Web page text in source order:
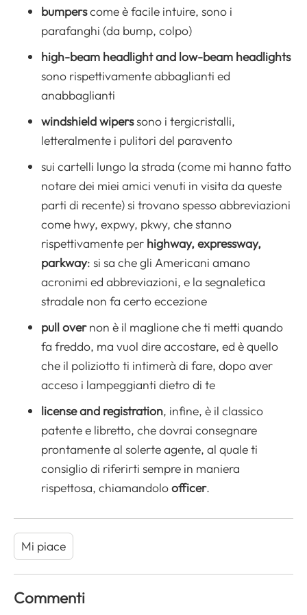
bumperscome è facile intuire, sono i
parafanghi (da bump, colpo)
high-beam headlight and low-beam headlights
sono rispettivamente abbaglianti ed
anabbaglianti
windshield wiperssono i tergicristalli,
letteralmente i pulitori del paravento
sui cartelli lungo la strada (come mi hanno fatto
notare dei miei amici venuti in visita da queste
parti di recente) si trovano spesso abbreviazioni
come hwy, expwy, pkwy, che stanno
rispettivamente per highway, expressway,
parkway: si sa che gli Americani amano
acronimi ed abbreviazioni, e la segnaletica
stradale non fa certo eccezione
pull overnon è il maglione che ti metti quando
fa freddo, ma vuol dire accostare, ed è quello
che il poliziotto ti intimerà di fare, dopo aver
acceso i lampeggianti dietro di te
license and registration, infine, è il classico
patente e libretto, che dovrai consegnare
prontamente al solerte agente, al quale ti
consiglio di riferirti sempre in maniera
rispettosa, chiamandoloofficer.
Mi piace
Commenti